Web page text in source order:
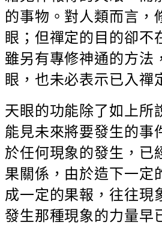
的事物。對人類而言，
眼；但禪定的目的卻不
雖另有專修神通的方法
眼，也未必表示已入禪
天眼的功能除了如上所
能見未來將要發生的事
於任何現象的發生，已
果關係，由於造下一定
成一定的果報，往往現
發生那種現象的力量早